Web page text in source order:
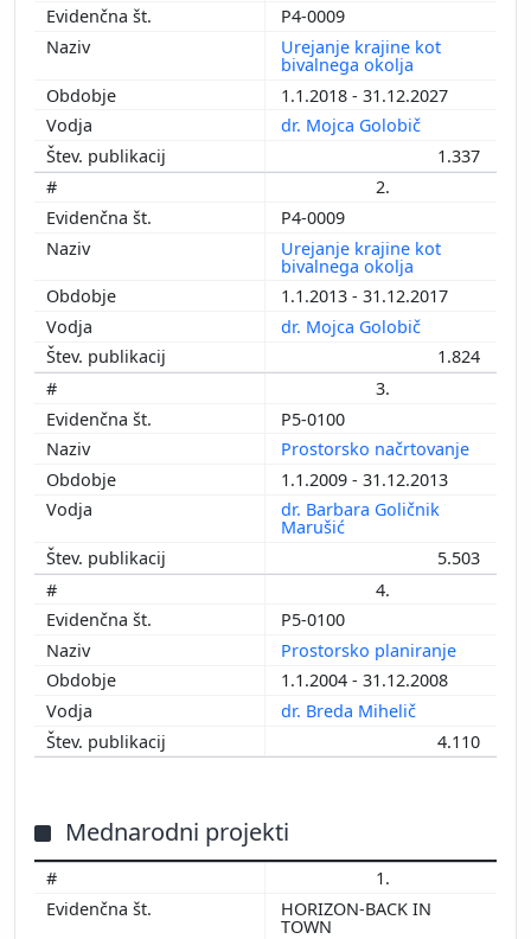
P4-0009
Urejanje krajine kot
bivalnega okolja
1.1.2018 - 31.12.2027
dr. Mojca Golobič
1.337
2.
P4-0009
Urejanje krajine kot
bivalnega okolja
1.1.2013 - 31.12.2017
dr. Mojca Golobič
1.824
3.
P5-0100
Prostorsko načrtovanje
1.1.2009 - 31.12.2013
dr. Barbara Goličnik
Marušić
5.503
4.
P5-0100
Prostorsko planiranje
1.1.2004 - 31.12.2008
dr. Breda Mihelič
4.110
Mednarodni projekti
1.
HORIZON-BACK IN
TOWN